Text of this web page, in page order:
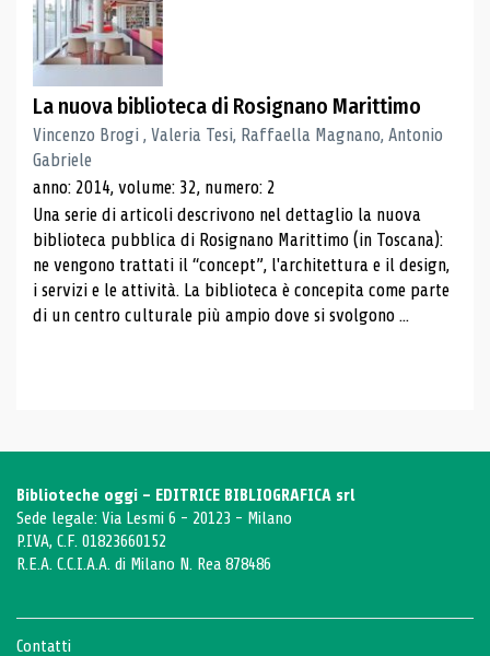
La nuova biblioteca di Rosignano Marittimo
Vincenzo Brogi , Valeria Tesi, Raffaella Magnano, Antonio
Gabriele
anno: 2014, volume: 32, numero: 2
Una serie di articoli descrivono nel dettaglio la nuova
biblioteca pubblica di Rosignano Marittimo (in Toscana):
ne vengono trattati il ​​“concept”, l'architettura e il design,
i servizi e le attività. La biblioteca è concepita come parte
di un centro culturale più ampio dove si svolgono ...
Biblioteche oggi - EDITRICE BIBLIOGRAFICA srl
Sede legale: Via Lesmi 6 - 20123 - Milano
P.IVA, C.F. 01823660152
R.E.A. C.C.I.A.A. di Milano N. Rea 878486
Contatti